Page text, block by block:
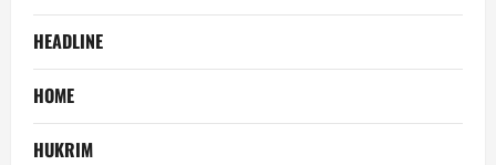
HEADLINE
HOME
HUKRIM